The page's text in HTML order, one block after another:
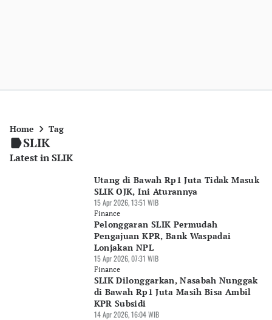
Home Tag
SLIK
Latest in SLIK
Utang di Bawah Rp1 Juta Tidak Masuk
SLIK OJK, Ini Aturannya
15 Apr 2026, 13:51 WIB
Finance
Pelonggaran SLIK Permudah
Pengajuan KPR, Bank Waspadai
Lonjakan NPL
15 Apr 2026, 07:31 WIB
Finance
SLIK Dilonggarkan, Nasabah Nunggak
di Bawah Rp1 Juta Masih Bisa Ambil
KPR Subsidi
14 Apr 2026, 16:04 WIB